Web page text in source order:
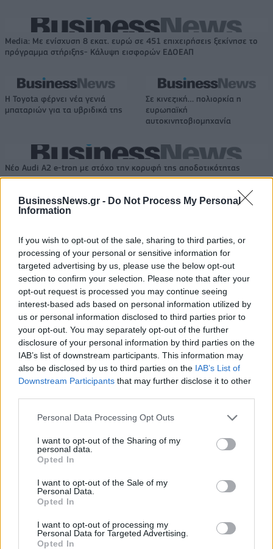
BusinessNews.gr - Do Not Process My Personal
Information
If you wish to opt-out of the sale, sharing to third parties, or
processing of your personal or sensitive information for
targeted advertising by us, please use the below opt-out
section to confirm your selection. Please note that after your
opt-out request is processed you may continue seeing
interest-based ads based on personal information utilized by
us or personal information disclosed to third parties prior to
your opt-out. You may separately opt-out of the further
disclosure of your personal information by third parties on the
IAB’s list of downstream participants. This information may
also be disclosed by us to third parties on the IAB’s List of
Downstream Participants that may further disclose it to other
Personal Data Processing Opt Outs
I want to opt-out of the Sharing of my
personal data.
Opted In
I want to opt-out of the Sale of my
Personal Data.
Opted In
I want to opt-out of processing my
Personal Data for Targeted Advertising.
Opted In
Media: Με ενίσχυση 8 εκατ. ευρώ σε 451 επιχειρήσεις ξεκίνησε το
πρόγραμμα στήριξης- Κάλυψη εισφορών ΕΔΟΕΑΠ
Η Toyota φέρνει νέα γενιά
μπαταριών για τα υβριδικά της
Σε κινεζική… πολιορκία η
ευρωπαϊκή
αυτοκινητοβιομηχανία
Νέο Audi A2 e-tron με στόχο την κορυφή της αποδοτικότητας
«Έριξε τις απαιτήσεις του για
δύο εκατομμύρια από την
Ντουμπάι»
Χρηματιστήριο Αθηνών: Εβδομαδιαία άνοδος 1,76%, κέρδη 23,31%
από τις αρχές του έτους
Ελληνική Αναπτυξιακή Τράπεζα:
Με «προίκα» 2 δισ. ευρώ
ανοίγει δρόμο για δάνεια έως 5
δισ. σε μικρομεσαίες
Υπ. Μεταφορών: Οριστική λύση
στο ζήτημα των πινακίδων
κυκλοφορίας - Τέλος στις
χρονοβόρες διαδικασίες
Η Chery επενδύει 75 εκατ. δολάρια στην KG Mobility
Το FIAT 500 Hybrid τώρα από
18.990 ευρώ
Ατρόμητος και Novibet
2028